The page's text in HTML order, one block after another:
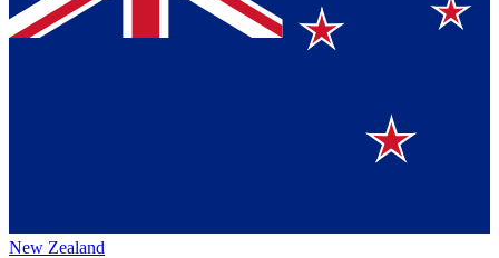
New Zealand